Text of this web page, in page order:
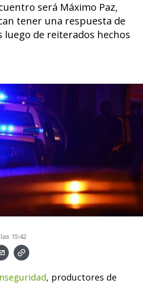
será Máximo Paz,
tener una respuesta de
luego de reiterados hechos
15:42
, productores de